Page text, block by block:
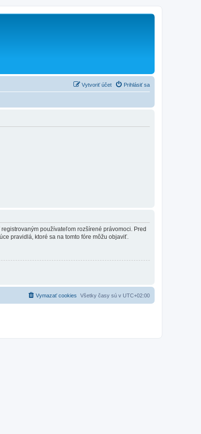
Prihlásiť sa
Vytvoriť účet
používateľom rozšírené právomoci. Pred
pravidlá, ktoré sa na tomto fóre môžu objaviť.
Všetky časy sú v UTC+02:00
Vymazať cookies